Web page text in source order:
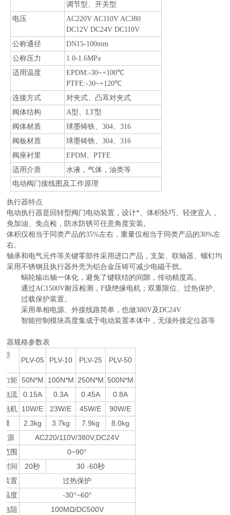
调节型、开关型
电压
AC220V AC110V AC380
DC12V DC24V DC110V
公称通径
DN15-100mm
公称压力
1.0-1.6MPa
适用温度
EPDM:-30~+100℃
PTFE:-30~+120℃
连接方式
对夹式、凸耳对夹式
阀体结构
A型、LT型
阀体材质
球墨铸铁、304、316
阀板材质
球墨铸铁、304、316
阀座衬里
EPDM、PTFE
适用介质
水液，气体，油类等
电动阀门接线图及工作原理
执行器特点
电动执行器是回转型阀门电动装置，设计*、体积轻巧、轻便宜人，
免加油、免点检，防水防锈可任意角度安装。
体积仅相当于同类产品的35%左右，重量仅相当于同类产品的30%左
右。
轴承和电气元件等关键零部件采用进口产品，支架、联轴器、螺钉均
采用不锈钢且执行器外壳为铝合金压铸可减少电磁干扰。
蜗轮输出轴一体化，避免了键联结的间隙，传动精度高。
通过AC1500V耐压检测，F级绝缘电机；双重限位、过热保护、
过载保护装置。
采用单相电源、外接线路简单，也做380V及DC24V
智能控制模块高度集成于电动装置本体中，无须外接定位器等
器规格参数表
型
PLV-05 PLV-10 PLV-25 PLV-50
力矩 50N*M 100N*M 250N*M 500N*M
电流
0.15A 0.3A 0.45A
0.8A
电机 10W/E 23W/E 45W/E
90W/E
量
2.3kg 3.7kg 7.9kg
8.0kg
源
AC220/110V/380V,DC24V
范围
0~90°
时间
20秒
30 -60秒
装置
过热保护
温度
-30°~60°
电阻
100MΩ/DC500V